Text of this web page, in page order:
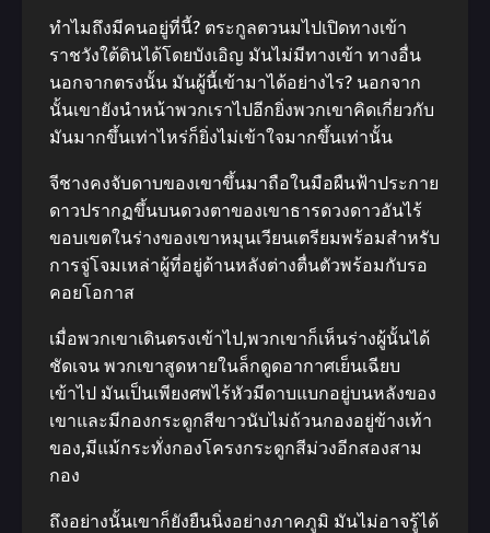
ทําไมถึงมีคนอยู่ที่นี้? ตระกูลตวนมไปเปิดทางเข้า
ราชวังใต้ดินได้โดยบังเอิญ มันไม่มีทางเข้า ทางอื่น
นอกจากตรงนั้น มันผู้นี้เข้ามาได้อย่างไร? นอกจาก
นั้นเขายังนําหน้าพวกเราไปอีกยิ่งพวกเขาคิดเกี่ยวกับ
มันมากขึ้นเท่าไหร่ก็ยิ่งไม่เข้าใจมากขึ้นเท่านั้น
จีชางคงจับดาบของเขาขึ้นมาถือในมือผืนฟ้าประกาย
ดาวปรากฏขึ้นบนดวงตาของเขาธารดวงดาวอันไร้
ขอบเขตในร่างของเขาหมุนเวียนเตรียมพร้อมสําหรับ
การจู่โจมเหล่าผู้ที่อยู่ด้านหลังต่างตื่นตัวพร้อมกับรอ
คอยโอกาส
เมื่อพวกเขาเดินตรงเข้าไป,พวกเขาก็เห็นร่างผู้นั้นได้
ชัดเจน พวกเขาสูดหายในล็กดูดอากาศเย็นเฉียบ
เข้าไป มันเป็นเพียงศพไร้หัวมีดาบแบกอยู่บนหลังของ
เขาและมีกองกระดูกสีขาวนับไม่ถ้วนกองอยู่ข้างเท้า
ของ,มีแม้กระทั่งกองโครงกระดูกสีม่วงอีกสองสาม
กอง
ถึงอย่างนั้นเขาก็ยังยืนนิ่งอย่างภาคภูมิ มันไม่อาจรู้ได้